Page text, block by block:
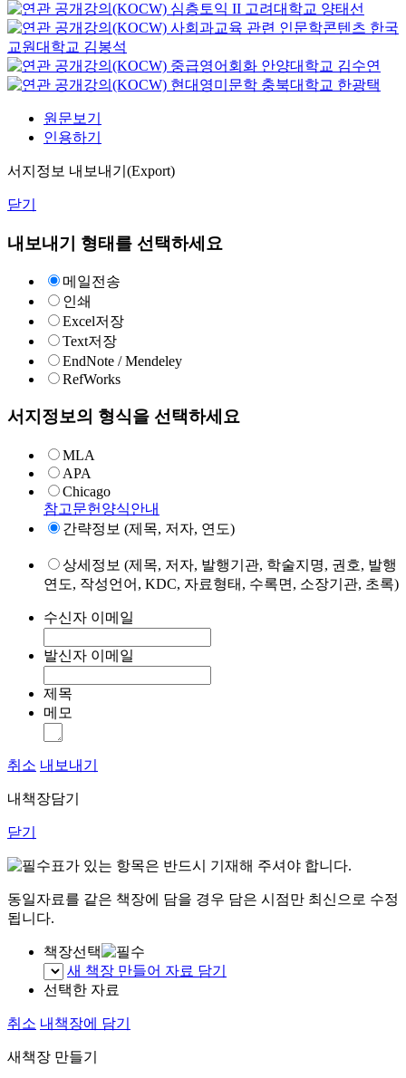
심층토익 II 고려대학교 양태선
사회과교육 관련 인문학콘텐츠 한국
교원대학교 김봉석
중급영어회화 안양대학교 김수연
현대영미문학 충북대학교 한광택
원문보기
인용하기
서지정보 내보내기(Export)
닫기
내보내기 형태를 선택하세요
메일전송
인쇄
Excel저장
Text저장
EndNote / Mendeley
RefWorks
서지정보의 형식을 선택하세요
MLA
APA
Chicago
참고문헌양식안내
간략정보 (제목, 저자, 연도)
상세정보 (제목, 저자, 발행기관, 학술지명, 권호, 발행
연도, 작성언어, KDC, 자료형태, 수록면, 소장기관, 초록)
수신자 이메일
발신자 이메일
제목
메모
취소 내보내기
내책장담기
닫기
표가 있는 항목은 반드시 기재해 주셔야 합니다.
동일자료를 같은 책장에 담을 경우 담은 시점만 최신으로 수정
됩니다.
책장선택
새 책장 만들어 자료 담기
선택한 자료
취소 내책장에 담기
새책장 만들기